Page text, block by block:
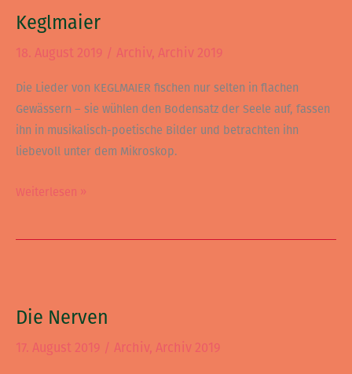
Keglmaier
18. August 2019 / Archiv, Archiv 2019
Die Lieder von KEGLMAIER fischen nur selten in flachen
Gewässern – sie wühlen den Bodensatz der Seele auf, fassen
ihn in musikalisch-poetische Bilder und betrachten ihn
liebevoll unter dem Mikroskop.
Weiterlesen »
Die Nerven
17. August 2019 / Archiv, Archiv 2019